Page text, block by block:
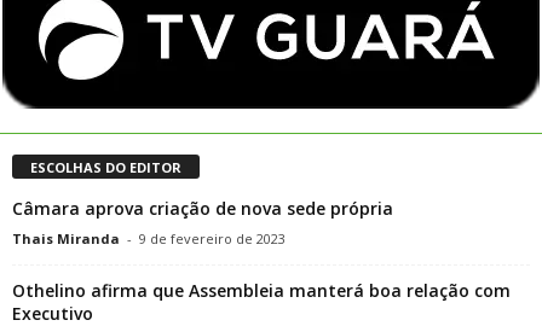
ESCOLHAS DO EDITOR
Câmara aprova criação de nova sede própria
Thais Miranda - 9 de fevereiro de 2023
Othelino afirma que Assembleia manterá boa relação com
Executivo